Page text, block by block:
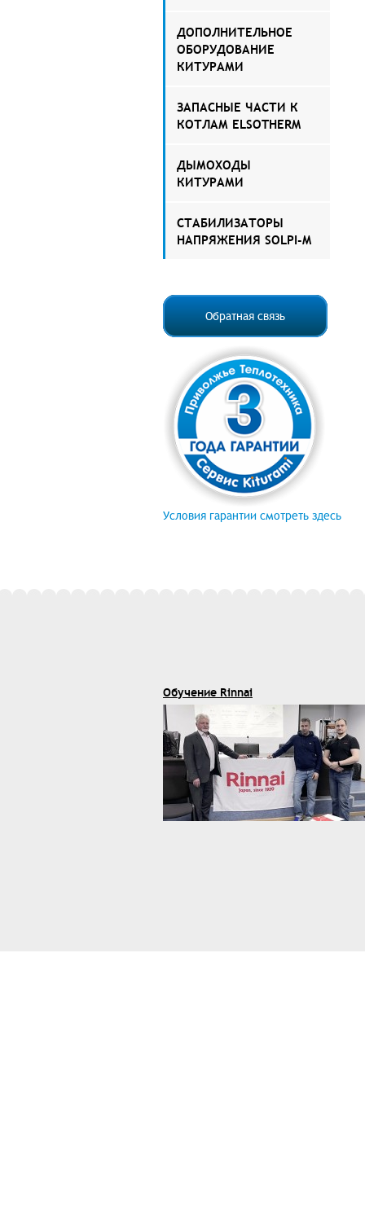
ДОПОЛНИТЕЛЬНОЕ
ОБОРУДОВАНИЕ
КИТУРАМИ
ЗАПАСНЫЕ ЧАСТИ К
КОТЛАМ ELSOTHERM
ДЫМОХОДЫ
КИТУРАМИ
СТАБИЛИЗАТОРЫ
НАПРЯЖЕНИЯ SOLPI-M
Обратная связь
Условия гарантии смотреть здесь
Обучение Rinnai